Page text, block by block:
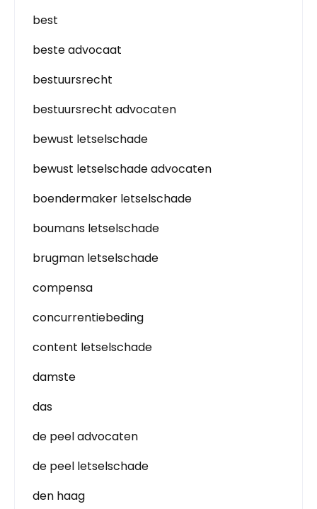
best
beste advocaat
bestuursrecht
bestuursrecht advocaten
bewust letselschade
bewust letselschade advocaten
boendermaker letselschade
boumans letselschade
brugman letselschade
compensa
concurrentiebeding
content letselschade
damste
das
de peel advocaten
de peel letselschade
den haag